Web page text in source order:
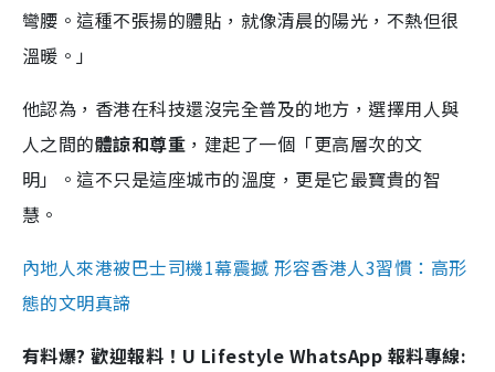
彎腰。這種不張揚的體貼，就像清晨的陽光，不熱但很
溫暖。」
他認為，香港在科技還沒完全普及的地方，選擇用人與
人之間的體諒和尊重 ，建起了一個「更高層次的文
明」。這不只是這座城市的溫度，更是它最寶貴的智
慧。
內地人來港被巴士司機1幕震撼 形容香港人3習慣：高形
態的文明真諦
有料爆? 歡迎報料！U Lifestyle WhatsApp 報料專線: